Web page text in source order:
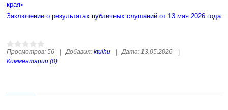
края»
Заключение о результатах публичных слушаний от 13 мая 2026 года
Просмотров: 56 Добавил: ktulhu Дата: 13.05.2026
Комментарии (0)